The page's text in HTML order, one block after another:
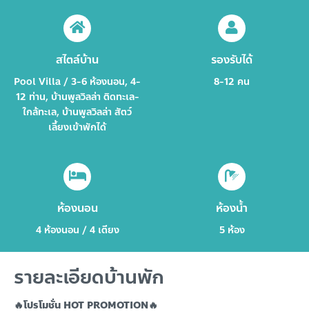
สไตล์บ้าน
Pool Villa / 3-6 ห้องนอน, 4-
12 ท่าน, บ้านพูลวิลล่า ติดทะเล-
ใกล้ทะเล, บ้านพูลวิลล่า สัตว์
เลี้ยงเข้าพักได้
รองรับได้
8-12 คน
ห้องนอน
4 ห้องนอน / 4 เตียง
ห้องน้ำ
5 ห้อง
รายละเอียดบ้านพัก
🔥โปรโมชั่น HOT PROMOTION🔥